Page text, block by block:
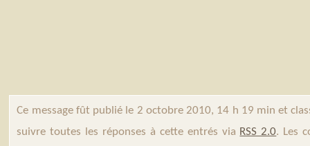
Ce message fût publié le 2 octobre 2010, 14 h 19 min et
suivre toutes les réponses à cette entrés via RSS 2.0. Les